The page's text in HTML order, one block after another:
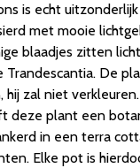
is echt
met mooie
blaadjes zitten
Trandescantia. De
hij zal niet
deze plant een
in een terra
Elke pot is